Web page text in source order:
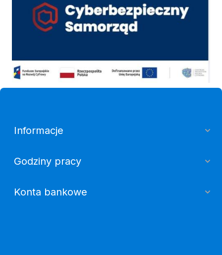
Informacje
Godziny pracy
Konta bankowe